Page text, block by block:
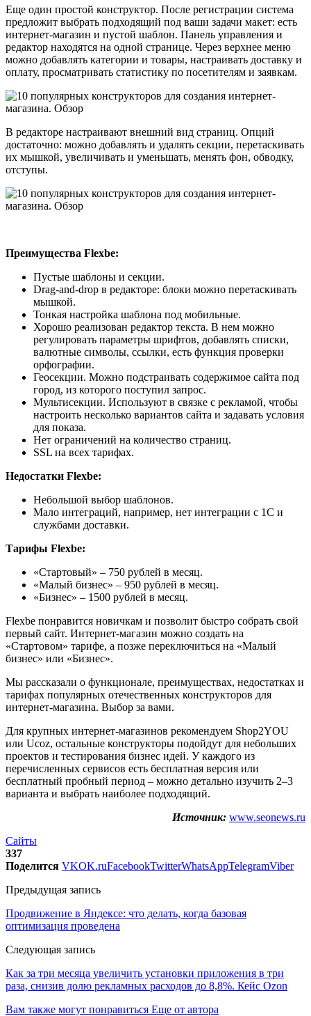
Еще один простой конструктор. После регистрации система
предложит выбрать подходящий под ваши задачи макет: есть
интернет-магазин и пустой шаблон. Панель управления и
редактор находятся на одной странице. Через верхнее меню
можно добавлять категории и товары, настраивать доставку и
оплату, просматривать статистику по посетителям и заявкам.
В редакторе настраивают внешний вид страниц. Опций
достаточно: можно добавлять и удалять секции, перетаскивать
их мышкой, увеличивать и уменьшать, менять фон, обводку,
отступы.
Преимущества Flexbe:
Пустые шаблоны и секции.
Drag-and-drop в редакторе: блоки можно перетаскивать
мышкой.
Тонкая настройка шаблона под мобильные.
Хорошо реализован редактор текста. В нем можно
регулировать параметры шрифтов, добавлять списки,
валютные символы, ссылки, есть функция проверки
орфографии.
Геосекции. Можно подстраивать содержимое сайта под
город, из которого поступил запрос.
Мультисекции. Используют в связке с рекламой, чтобы
настроить несколько вариантов сайта и задавать условия
для показа.
Нет ограничений на количество страниц.
SSL на всех тарифах.
Недостатки Flexbe:
Небольшой выбор шаблонов.
Мало интеграций, например, нет интеграции с 1С и
службами доставки.
Тарифы Flexbe:
«Стартовый» – 750 рублей в месяц.
«Малый бизнес» – 950 рублей в месяц.
«Бизнес» – 1500 рублей в месяц.
Flexbe понравится новичкам и позволит быстро собрать свой
первый сайт. Интернет-магазин можно создать на
«Стартовом» тарифе, а позже переключиться на «Малый
бизнес» или «Бизнес».
Мы рассказали о функционале, преимуществах, недостатках и
тарифах популярных отечественных конструкторов для
интернет-магазина. Выбор за вами.
Для крупных интернет-магазинов рекомендуем Shop2YOU
или Ucoz, остальные конструкторы подойдут для небольших
проектов и тестирования бизнес идей. У каждого из
перечисленных сервисов есть бесплатная версия или
бесплатный пробный период – можно детально изучить 2–3
варианта и выбрать наиболее подходящий.
Источник: www.seonews.ru
Сайты
337
Поделится VKOK.ruFacebookTwitterWhatsAppTelegramViber
Предыдущая запись
Продвижение в Яндексе: что делать, когда базовая
оптимизация проведена
Следующая запись
Как за три месяца увеличить установки приложения в три
раза, снизив долю рекламных расходов до 8,8%. Кейс Ozon
Вам также могут понравиться Еще от автора